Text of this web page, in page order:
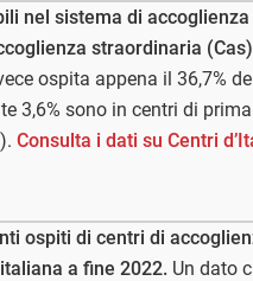
nel sistema di
straordinaria
ospita appena il 36,7%
3,6% sono in centri di prima
Consulta i dati su Centri
ospiti di centri di
a fine 2022. Un dato